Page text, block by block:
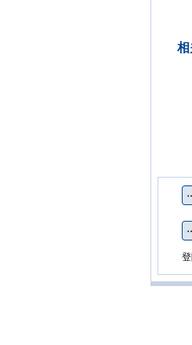
相